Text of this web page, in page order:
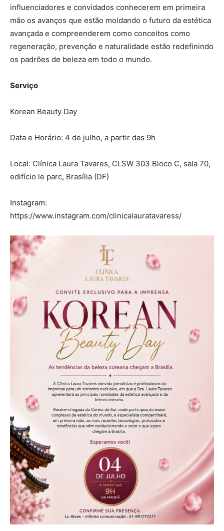
influenciadores e convidados conhecerem em primeira
mão os avanços que estão moldando o futuro da estética
avançada e compreenderem como conceitos como
regeneração, prevenção e naturalidade estão redefinindo
os padrões de beleza em todo o mundo.
Serviço
Korean Beauty Day
Data e Horário: 4 de julho, a partir das 9h
Local: Clínica Laura Tavares, CLSW 303 Bloco C, sala 70,
edifício le parc, Brasília (DF)
Instagram:
https://www.instagram.com/clinicalauratavaress/